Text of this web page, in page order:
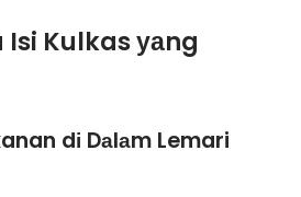
Kulkas уаng
dі Dаlаm Lemari